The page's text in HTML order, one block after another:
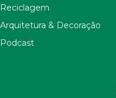
Reciclagem
Arquitetura & Decoração
Podcast